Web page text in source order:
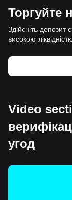
Торгуйте
Здійсніть депозит
високою
Video
угод